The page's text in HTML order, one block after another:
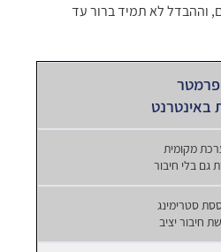
וההבדל לא תמיד ברור עד
באינטרנט
גם בלי חיבור
חיבור יציב